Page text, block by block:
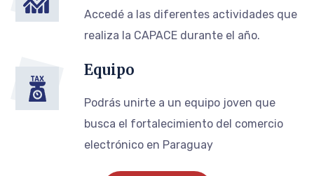
Accedé a las diferentes actividades que
realiza la CAPACE durante el año.
Equipo
Podrás unirte a un equipo joven que
busca el fortalecimiento del comercio
electrónico en Paraguay